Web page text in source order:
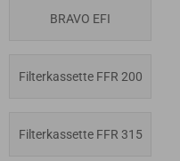
BRAVO EFI
Filterkassette FFR 200
Filterkassette FFR 315